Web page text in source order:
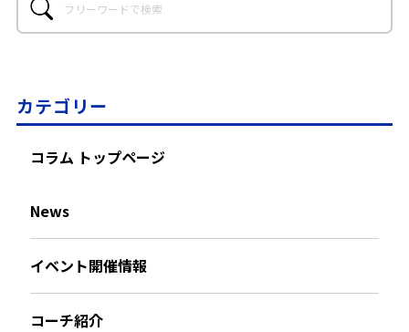
カテゴリー
コラム トップページ
News
イベント開催情報
コーチ紹介